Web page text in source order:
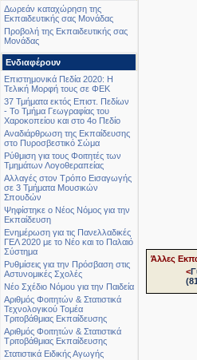
Δωρεάν καταχώρηση της
Εκπαιδευτικής σας Μονάδας
Προβολή της Εκπαιδευτικής σας
Μονάδας
Ενδιαφέρουν
Επιστημονικά Πεδία 2020: Η
Τελική Μορφή τους σε ΦΕΚ
37 Τμήματα εκτός Επιστ. Πεδίων
- Το Τμήμα Γεωγραφίας του
Χαροκοπείου και στο 4ο Πεδίο
Αναδιάρθρωση της Εκπαίδευσης
στο Πυροσβεστικό Σώμα
Ρύθμιση για τους Φοιτητές των
Τμημάτων Λογοθεραπείας
Αλλαγές στον Τρόπο Εισαγωγής
σε 3 Τμήματα Μουσικών
Σπουδών
Ψηφίστηκε ο Νέος Νόμος για την
Εκπαίδευση
Ενημέρωση για τις Πανελλαδικές
ΓΕΛ 2020 με το Νέο και το Παλαιό
Σύστημα
Ρυθμίσεις για την Πρόσβαση στις
Αστυνομικές Σχολές
Νέο Σχέδιο Νόμου για την Παιδεία
Αριθμός Φοιτητών & Στατιστικά
Τεχνολογικού Τομέα
Τριτοβάθμιας Εκπαίδευσης
Αριθμός Φοιτητών & Στατιστικά
Τριτοβάθμιας Εκπαίδευσης
Στατιστικά Ειδικής Αγωγής
Άλλες
<